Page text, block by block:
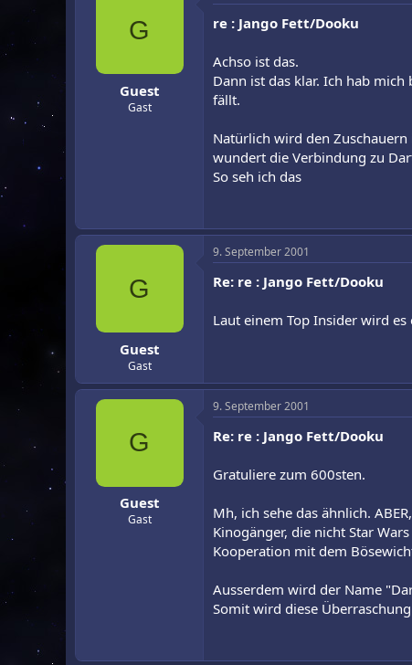
G
Guest
Gast
re : Jango Fett/Dooku
Achso ist das.
Dann ist das klar. Ich hab
fällt.
Natürlich wird den
wundert die Verbindung zu
So seh ich das
G
Guest
Gast
9. September 2001
Re: re : Jango Fett/Dooku
Laut einem Top Insider wird
G
Guest
Gast
9. September 2001
Re: re : Jango Fett/Dooku
Gratuliere zum 600sten.
Mh, ich sehe das ähnlich.
Kinogänger, die nicht Star
Kooperation mit dem
Ausserdem wird der Name
Somit wird diese